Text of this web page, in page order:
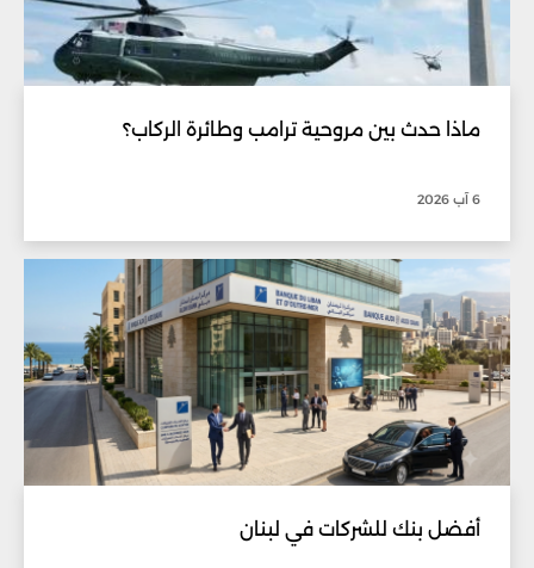
ماذا حدث بين مروحية ترامب وطائرة الركاب؟
6 آب 2026
أفضل بنك للشركات في لبنان